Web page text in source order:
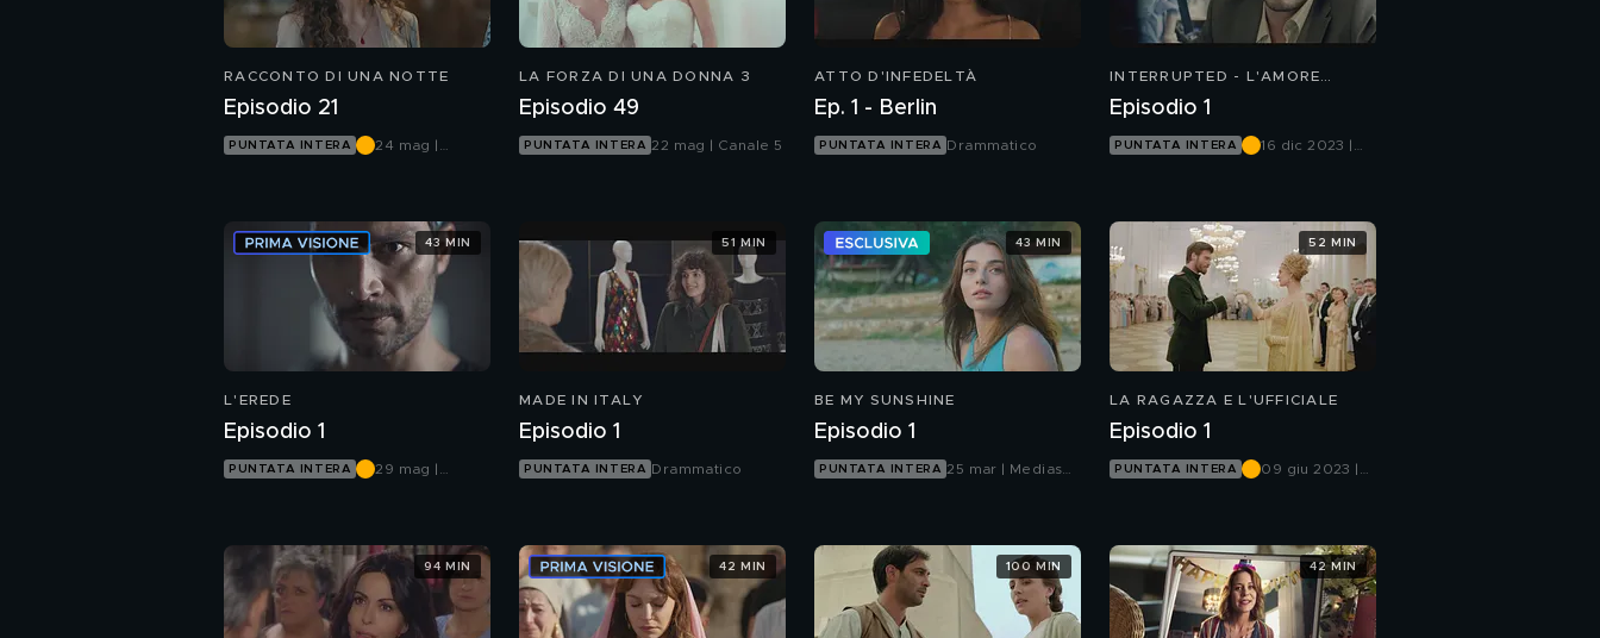
RACCONTO DI UNA NOTTE
Episodio 21
PUNTATA INTERA
24 mag |
LA FORZA DI UNA DONNA 3
Episodio 49
PUNTATA INTERA 22 mag | Canale 5
ATTO D'INFEDELTÀ
Ep. 1 - Berlin
PUNTATA INTERA Drammatico
INTERRUPTED - L'AMORE
Episodio 1
PUNTATA INTERA
16 dic 2023 |
L'EREDE
Episodio 1
PUNTATA INTERA
29 mag |
43 MIN
MADE IN ITALY
Episodio 1
PUNTATA INTERA Drammatico
51 MIN
BE MY SUNSHINE
Episodio 1
PUNTATA INTERA 25 mar | Mediaset
43 MIN
LA RAGAZZA E L'UFFICIALE
Episodio 1
PUNTATA INTERA
09 giu 2023 |
52 MIN
94 MIN 42 MIN 100 MIN 42 MIN